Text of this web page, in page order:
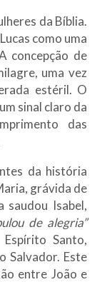
da Bíblia.
como uma
concepção de
uma vez
estéril. O
sinal claro da
das
da história
grávida de
saudou Isabel,
de alegria”
Santo,
Salvador. Este
entre João e